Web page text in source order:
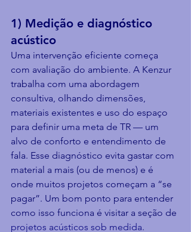
1) Medição e diagnóstico
acústico
Uma intervenção eficiente começa
com avaliação do ambiente. A Kenzur
trabalha com uma abordagem
consultiva, olhando dimensões,
materiais existentes e uso do espaço
para definir uma meta de TR — um
alvo de conforto e entendimento de
fala. Esse diagnóstico evita gastar com
material a mais (ou de menos) e é
onde muitos projetos começam a “se
pagar”. Um bom ponto para entender
como isso funciona é visitar a seção de
projetos acústicos sob medida.